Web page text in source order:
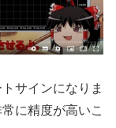
サインになりま
に精度が高いこ